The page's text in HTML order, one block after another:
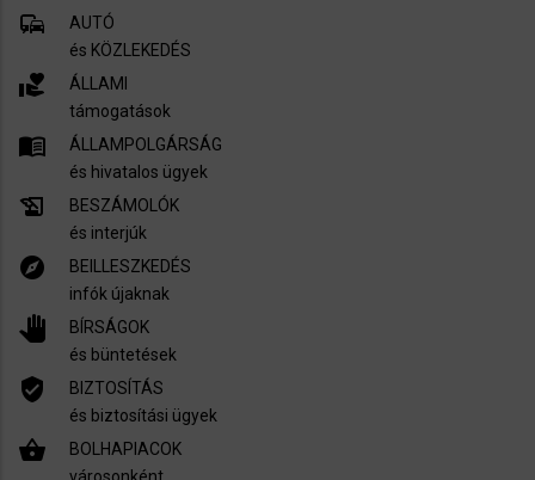
commute
AUTÓ
és KÖZLEKEDÉS
volunteer_activism
ÁLLAMI
támogatások
menu_book
ÁLLAMPOLGÁRSÁG
és hivatalos ügyek
history_edu
BESZÁMOLÓK
és interjúk
explore
BEILLESZKEDÉS
infók újaknak
pan_tool
BÍRSÁGOK
és büntetések
verified_user
BIZTOSÍTÁS
és biztosítási ügyek
shopping_basket
BOLHAPIACOK
városonként